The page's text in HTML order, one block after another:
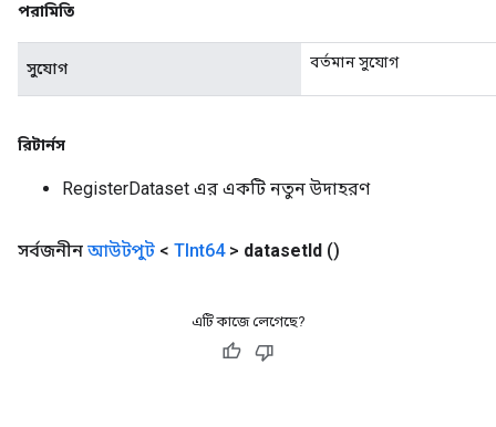
পরামিতি
সুযোগ বর্তমান সুযোগ
রিটার্নস
RegisterDataset এর একটি নতুন উদাহরণ
সর্বজনীন আউটপুট < TInt64> datasetId ()
এটি কাজে লেগেছে?